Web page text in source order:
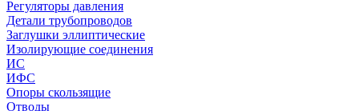
Регуляторы давления
Детали трубопроводов
Заглушки эллиптические
Изолирующие соединения
ИС
ИФС
Опоры скользящие
Отводы